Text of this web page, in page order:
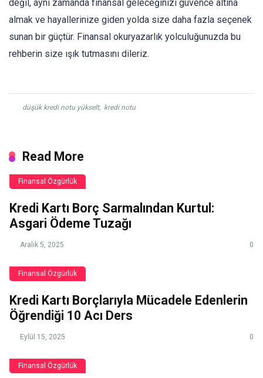
değil, aynı zamanda finansal geleceğinizi güvence altına
almak ve hayallerinize giden yolda size daha fazla seçenek
sunan bir güçtür. Finansal okuryazarlık yolculuğunuzda bu
rehberin size ışık tutmasını dileriz.
düşük kredi notu yükselt, kredi notu
Read More
Finansal Özgürlük
Kredi Kartı Borç Sarmalından Kurtul:
Asgari Ödeme Tuzağı
Aralık 5, 2025 0
Finansal Özgürlük
Kredi Kartı Borçlarıyla Mücadele Edenlerin
Öğrendiği 10 Acı Ders
Eylül 15, 2025 0
Finansal Özgürlük